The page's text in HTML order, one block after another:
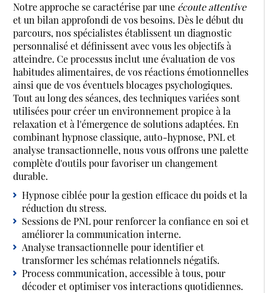
Notre approche se caractérise par une écoute attentive
et un bilan approfondi de vos besoins. Dès le début du
parcours, nos spécialistes établissent un diagnostic
personnalisé et définissent avec vous les objectifs à
atteindre. Ce processus inclut une évaluation de vos
habitudes alimentaires, de vos réactions émotionnelles
ainsi que de vos éventuels blocages psychologiques.
Tout au long des séances, des techniques variées sont
utilisées pour créer un environnement propice à la
relaxation et à l'émergence de solutions adaptées. En
combinant hypnose classique, auto-hypnose, PNL et
analyse transactionnelle, nous vous offrons une palette
complète d'outils pour favoriser un changement
durable.
Hypnose ciblée pour la gestion efficace du poids et la
réduction du stress.
Sessions de PNL pour renforcer la confiance en soi et
améliorer la communication interne.
Analyse transactionnelle pour identifier et
transformer les schémas relationnels négatifs.
Process communication, accessible à tous, pour
décoder et optimiser vos interactions quotidiennes.